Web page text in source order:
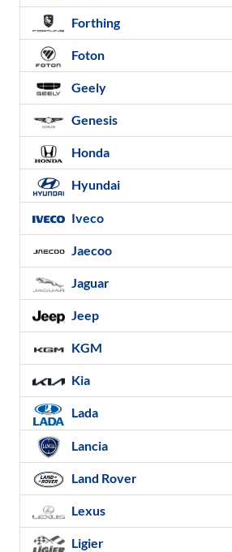
Forthing
Foton
Geely
Genesis
Honda
Hyundai
Iveco
Jaecoo
Jaguar
Jeep
KGM
Kia
Lada
Lancia
Land Rover
Lexus
Ligier